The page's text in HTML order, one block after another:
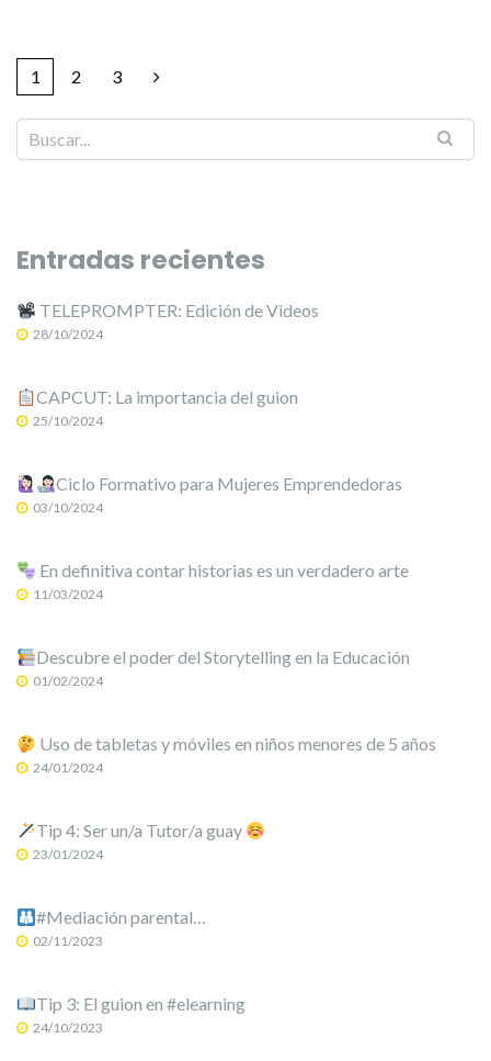
1 2 3
Entradas recientes
TELEPROMPTER: Edición de Videos
28/10/2024
CAPCUT: La importancia del guion
25/10/2024
Ciclo Formativo para Mujeres Emprendedoras
03/10/2024
En definitiva contar historias es un verdadero arte
11/03/2024
Descubre el poder del Storytelling en la Educación
01/02/2024
Uso de tabletas y móviles en niños menores de 5 años
24/01/2024
Tip 4: Ser un/a Tutor/a guay
23/01/2024
#Mediación parental…
02/11/2023
Tip 3: El guion en #elearning
24/10/2023